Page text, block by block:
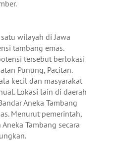
wilayah di Jawa
tambang emas.
tersebut berlokasi
Punung, Pacitan.
kecil dan masyarakat
Lokasi lain di daerah
Aneka Tambang
Menurut pemerintah,
Tambang secara